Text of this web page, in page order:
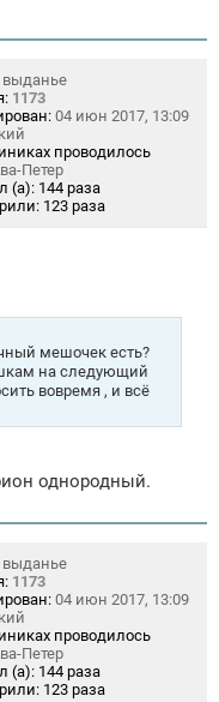
1173
04 июн 2017, 13:09
проводилось
Петер
(а): 144 раза
123 раза
мешочек есть?
на следующий
вовремя , и всё
однородный.
1173
04 июн 2017, 13:09
проводилось
Петер
(а): 144 раза
123 раза